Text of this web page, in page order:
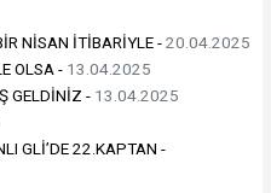
NİSAN İTİBARİYLE -20.04.2025
OLSA - 13.04.2025
GELDİNİZ - 13.04.2025
GLİ’DE 22.KAPTAN -